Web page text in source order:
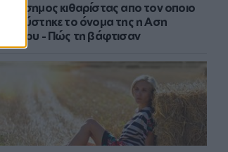
Ο διάσημος κιθαρίστας απο τον οποιο
εμπνεύστηκε το όνομα της η Αση
Μπήλιου - Πώς τη βάφτισαν